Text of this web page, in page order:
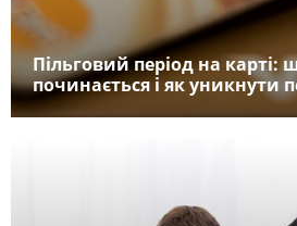
Пільговий період на карті:
починається і як уникнути